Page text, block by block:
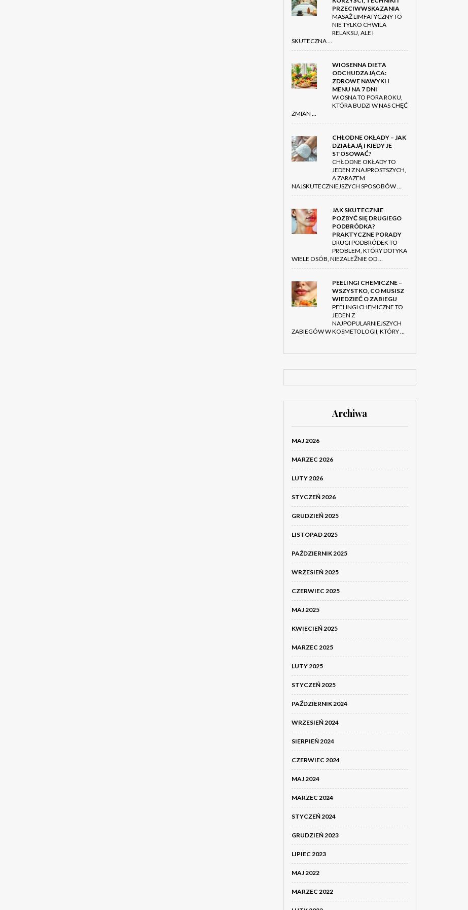
PRZECIWWSKAZANIA
MASAŻ LIMFATYCZNY TO
NIE TYLKO CHWILA
RELAKSU, ALE I
SKUTECZNA …
WIOSENNA DIETA
ODCHUDZAJĄCA:
ZDROWE NAWYKI I
MENU NA 7 DNI
WIOSNA TO PORA ROKU,
KTÓRA BUDZI W NAS CHĘĆ
ZMIAN …
CHŁODNE OKŁADY – JAK
DZIAŁAJĄ I KIEDY JE
STOSOWAĆ?
CHŁODNE OKŁADY TO
JEDEN Z NAJPROSTSZYCH,
A ZARAZEM
NAJSKUTECZNIEJSZYCH SPOSOBÓW …
JAK SKUTECZNIE
POZBYĆ SIĘ DRUGIEGO
PODBRÓDKA?
PRAKTYCZNE PORADY
DRUGI PODBRÓDEK TO
PROBLEM, KTÓRY DOTYKA
WIELE OSÓB, NIEZALEŻNIE OD …
PEELINGI CHEMICZNE –
WSZYSTKO, CO MUSISZ
WIEDZIEĆ O ZABIEGU
PEELINGI CHEMICZNE TO
JEDEN Z
NAJPOPULARNIEJSZYCH
ZABIEGÓW W KOSMETOLOGII, KTÓRY …
Archiwa
MAJ 2026
MARZEC 2026
LUTY 2026
STYCZEŃ 2026
GRUDZIEŃ 2025
LISTOPAD 2025
PAŹDZIERNIK 2025
WRZESIEŃ 2025
CZERWIEC 2025
MAJ 2025
KWIECIEŃ 2025
MARZEC 2025
LUTY 2025
STYCZEŃ 2025
PAŹDZIERNIK 2024
WRZESIEŃ 2024
SIERPIEŃ 2024
CZERWIEC 2024
MAJ 2024
MARZEC 2024
STYCZEŃ 2024
GRUDZIEŃ 2023
LIPIEC 2023
MAJ 2022
MARZEC 2022